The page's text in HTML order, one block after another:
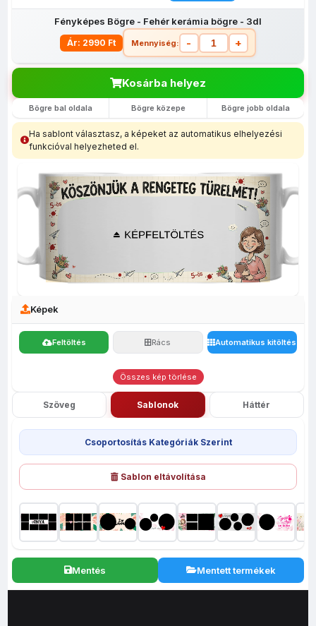
Fényképes Bögre - Fehér kerámia bögre - 3dl
Ár: 2990 Ft Mennyiség: - +
Bögrék
Fényképes
egérpadok
(40x60)
tolltartó
szatyor
Kosárba helyez
Képek
Feltöltés Rács Automatikus kitöltés
Összes kép törlése
Szöveg Sablonok Háttér
Csoportosítás Kategóriák Szerint
Sablon eltávolítása
Bögre bal oldala Bögre közepe Bögre jobb oldala
Ha sablont választasz, a képeket az automatikus elhelyezési
funkcióval helyezheted el.
Mentés Mentett termékek